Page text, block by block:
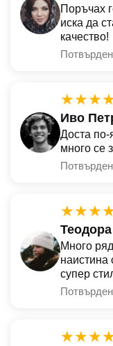
Поръчах
иска да
качество!
Иво
Доста по-
много се
Много
супер